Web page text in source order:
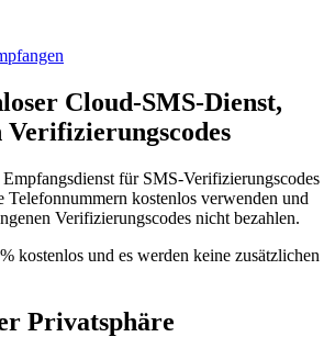
Cloud-SMS-Dienst,
Verifizierungscodes
für SMS-Verifizierungscodes
Telefonnummern kostenlos verwenden und
Verifizierungscodes nicht bezahlen.
kostenlos und es werden keine zusätzlichen
Privatsphäre